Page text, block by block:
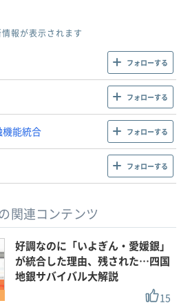
報が表示されます
フォローする
フォローする
機能統合 フォローする
フォローする
関連コンテンツ
好調なのに「いよぎん・愛媛銀」
が統合した理由、残された…四国
地銀サバイバル大解説
15